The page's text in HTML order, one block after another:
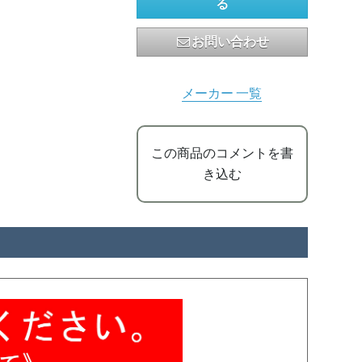
る
お問い合わせ
メーカー 一覧
この商品のコメントを書
き込む